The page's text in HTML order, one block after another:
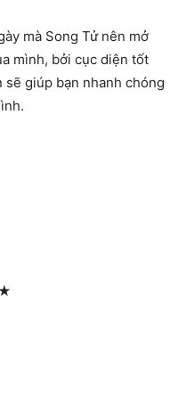
mà Song Tử nên mở
mình, bởi cục diện tốt
giúp bạn nhanh chóng